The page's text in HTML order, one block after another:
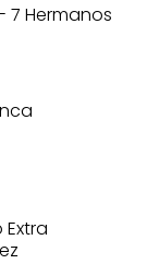
7 Hermanos